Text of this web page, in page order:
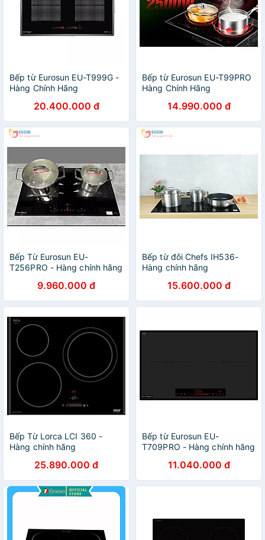
Bếp từ Eurosun EU-T999G -
Hàng Chính Hãng
20.400.000 đ
Bếp từ Eurosun EU-T99PRO
Hàng Chính Hãng
14.990.000 đ
Bếp Từ Eurosun EU-
T256PRO - Hàng chính hãng
9.960.000 đ
Bếp từ đôi Chefs IH536-
Hàng chính hãng
15.600.000 đ
Bếp Từ Lorca LCI 360 -
Hàng chính hãng
25.890.000 đ
Bếp từ Eurosun EU-
T709PRO - Hàng chính hãng
11.040.000 đ